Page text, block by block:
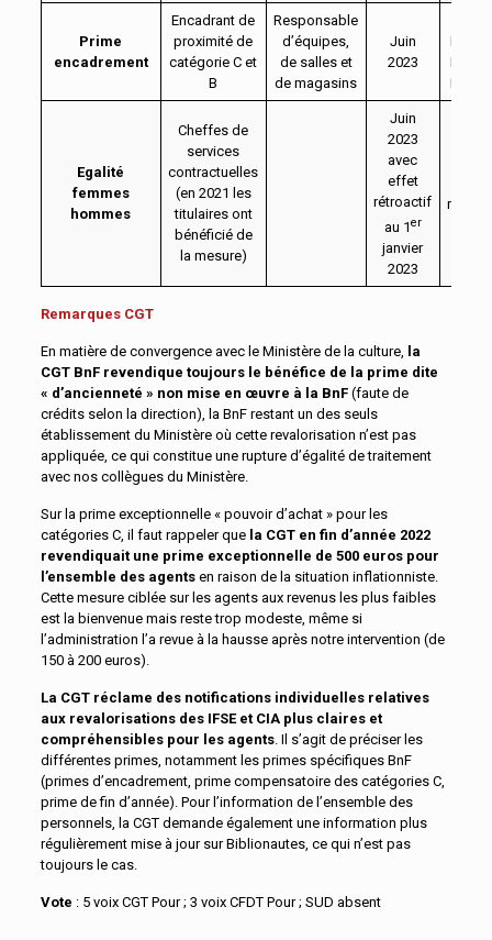
Prime
encadrement
Encadrant de
proximité de
catégorie C et
B
Responsable
d’équipes,
de salles et
de magasins
Juin
2023
Niv. 1
Niv. 2
Niv. 3
Egalité
femmes
hommes
Cheffes de
services
contractuelles
(en 2021 les
titulaires ont
bénéficié de
la mesure)
Juin
2023
avec
effet
rétroactif
au 1er
janvier
2023
Remarques CGT
En matière de convergence avec le Ministère de la culture, la
CGT BnF revendique toujours le bénéfice de la prime dite
« d’ancienneté » non mise en œuvre à la BnF(faute de
crédits selon la direction), la BnF restant un des seuls
établissement du Ministère où cette revalorisation n’est pas
appliquée, ce qui constitue une rupture d’égalité de traitement
avec nos collègues du Ministère.
Sur la prime exceptionnelle « pouvoir d’achat » pour les
catégories C, il faut rappeler quela CGT en fin d’année 2022
revendiquait une prime exceptionnelle de 500 euros pour
l’ensemble des agentsen raison de la situation inflationniste.
Cette mesure ciblée sur les agents aux revenus les plus faibles
est la bienvenue mais reste trop modeste, même si
l’administration l’a revue à la hausse après notre intervention (de
150 à 200 euros).
La CGT réclame des notifications individuelles relatives
aux revalorisations des IFSE et CIA plus claires et
compréhensibles pour les agents. Il s’agit de préciser les
différentes primes, notamment les primes spécifiques BnF
(primes d’encadrement, prime compensatoire des catégories C,
prime de fin d’année). Pour l’information de l’ensemble des
personnels, la CGT demande également une information plus
régulièrement mise à jour sur Biblionautes, ce qui n’est pas
toujours le cas.
Vote : 5 voix CGT Pour ; 3 voix CFDT Pour ; SUD absent